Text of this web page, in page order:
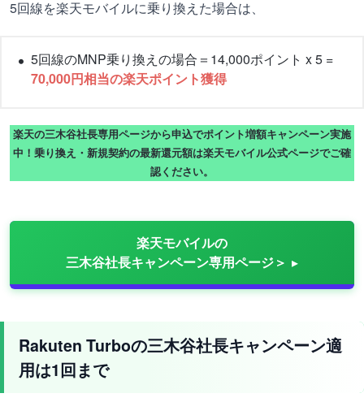
5回線を楽天モバイルに乗り換えた場合は、
5回線のMNP乗り換えの場合＝14,000ポイント x 5 =
70,000円相当の楽天ポイント獲得
楽天の三木谷社長専用ページから申込でポイント増額キャンペーン実施
中！乗り換え・新規契約の最新還元額は楽天モバイル公式ページでご確
認ください。
楽天モバイルの
三木谷社長キャンペーン専用ページ＞
Rakuten Turboの三木谷社長キャンペーン適
用は1回まで